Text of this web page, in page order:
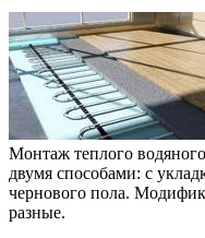
Монтаж теплого
двумя способами: с
чернового пола.
разные.